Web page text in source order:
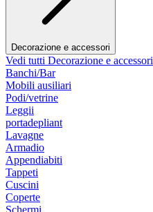
Decorazione e accessori
Vedi tutti Decorazione e accessori
Banchi/Bar
Mobili ausiliari
Podi/vetrine
Leggii
portadepliant
Lavagne
Armadio
Appendiabiti
Tappeti
Cuscini
Coperte